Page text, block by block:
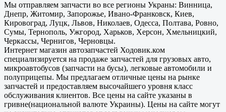
Мы отправляем запчасти во все регионы Украны: Винница,
Днепр, Житомир, Запорожье, Ивано-Франковск, Киев,
Кировоград, Луцк, Львов, Николаев, Одесса, Полтава, Ровно,
Сумы, Тернополь, Ужгород, Харьков, Херсон, Хмельницкий,
Черкассы, Чернигов, Черновцы.
Интернет магазин автозапчастей Ходовик.ком
специализируется на продаже запчастей для грузовых авто,
микроавтобусов (запчасти на бусы), легковые автомобили и
полуприцепы. Мы предлагаем отличные цены на рынке
запчастей и предоставляем высочайшего уровня класс
обслуживания клиентов. Все цены на сайте указаны в
гривне(национальной валюте Украины). Цены на сайте могут